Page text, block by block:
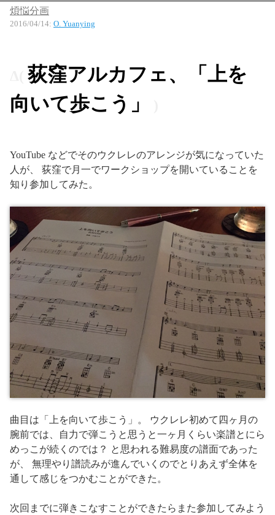
煩悩分画
2016/04/14: O. Yuanying
荻窪アルカフェ、「上を
向いて歩こう」
YouTube などでそのウクレレのアレンジが気になっていた
人が、 荻窪で月一でワークショップを開いていることを
知り参加してみた。
曲目は「上を向いて歩こう」。 ウクレレ初めて四ヶ月の
腕前では、自力で弾こうと思うと一ヶ月くらい楽譜とにら
めっこが続くのでは？ と思われる難易度の譜面であった
が、 無理やり譜読みが進んでいくのでとりあえず全体を
通して感じをつかむことができた。
次回までに弾きこなすことができたらまた参加してみよう